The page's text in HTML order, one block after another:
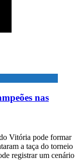
nas
Vitória pode formar
a taça do torneio
registrar um cenário